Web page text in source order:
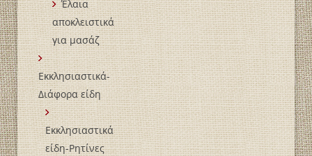
Έλαια
αποκλειστικά
για μασάζ
Εκκλησιαστικά-
Διάφορα είδη
Εκκλησιαστικά
είδη-Ρητίνες